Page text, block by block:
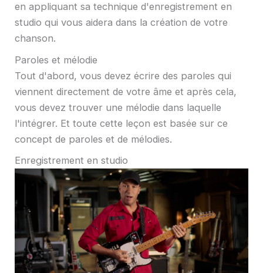
en appliquant sa technique d'enregistrement en
studio qui vous aidera dans la création de votre
chanson.
Paroles et mélodie
Tout d'abord, vous devez écrire des paroles qui
viennent directement de votre âme et après cela,
vous devez trouver une mélodie dans laquelle
l'intégrer. Et toute cette leçon est basée sur ce
concept de paroles et de mélodies.
Enregistrement en studio